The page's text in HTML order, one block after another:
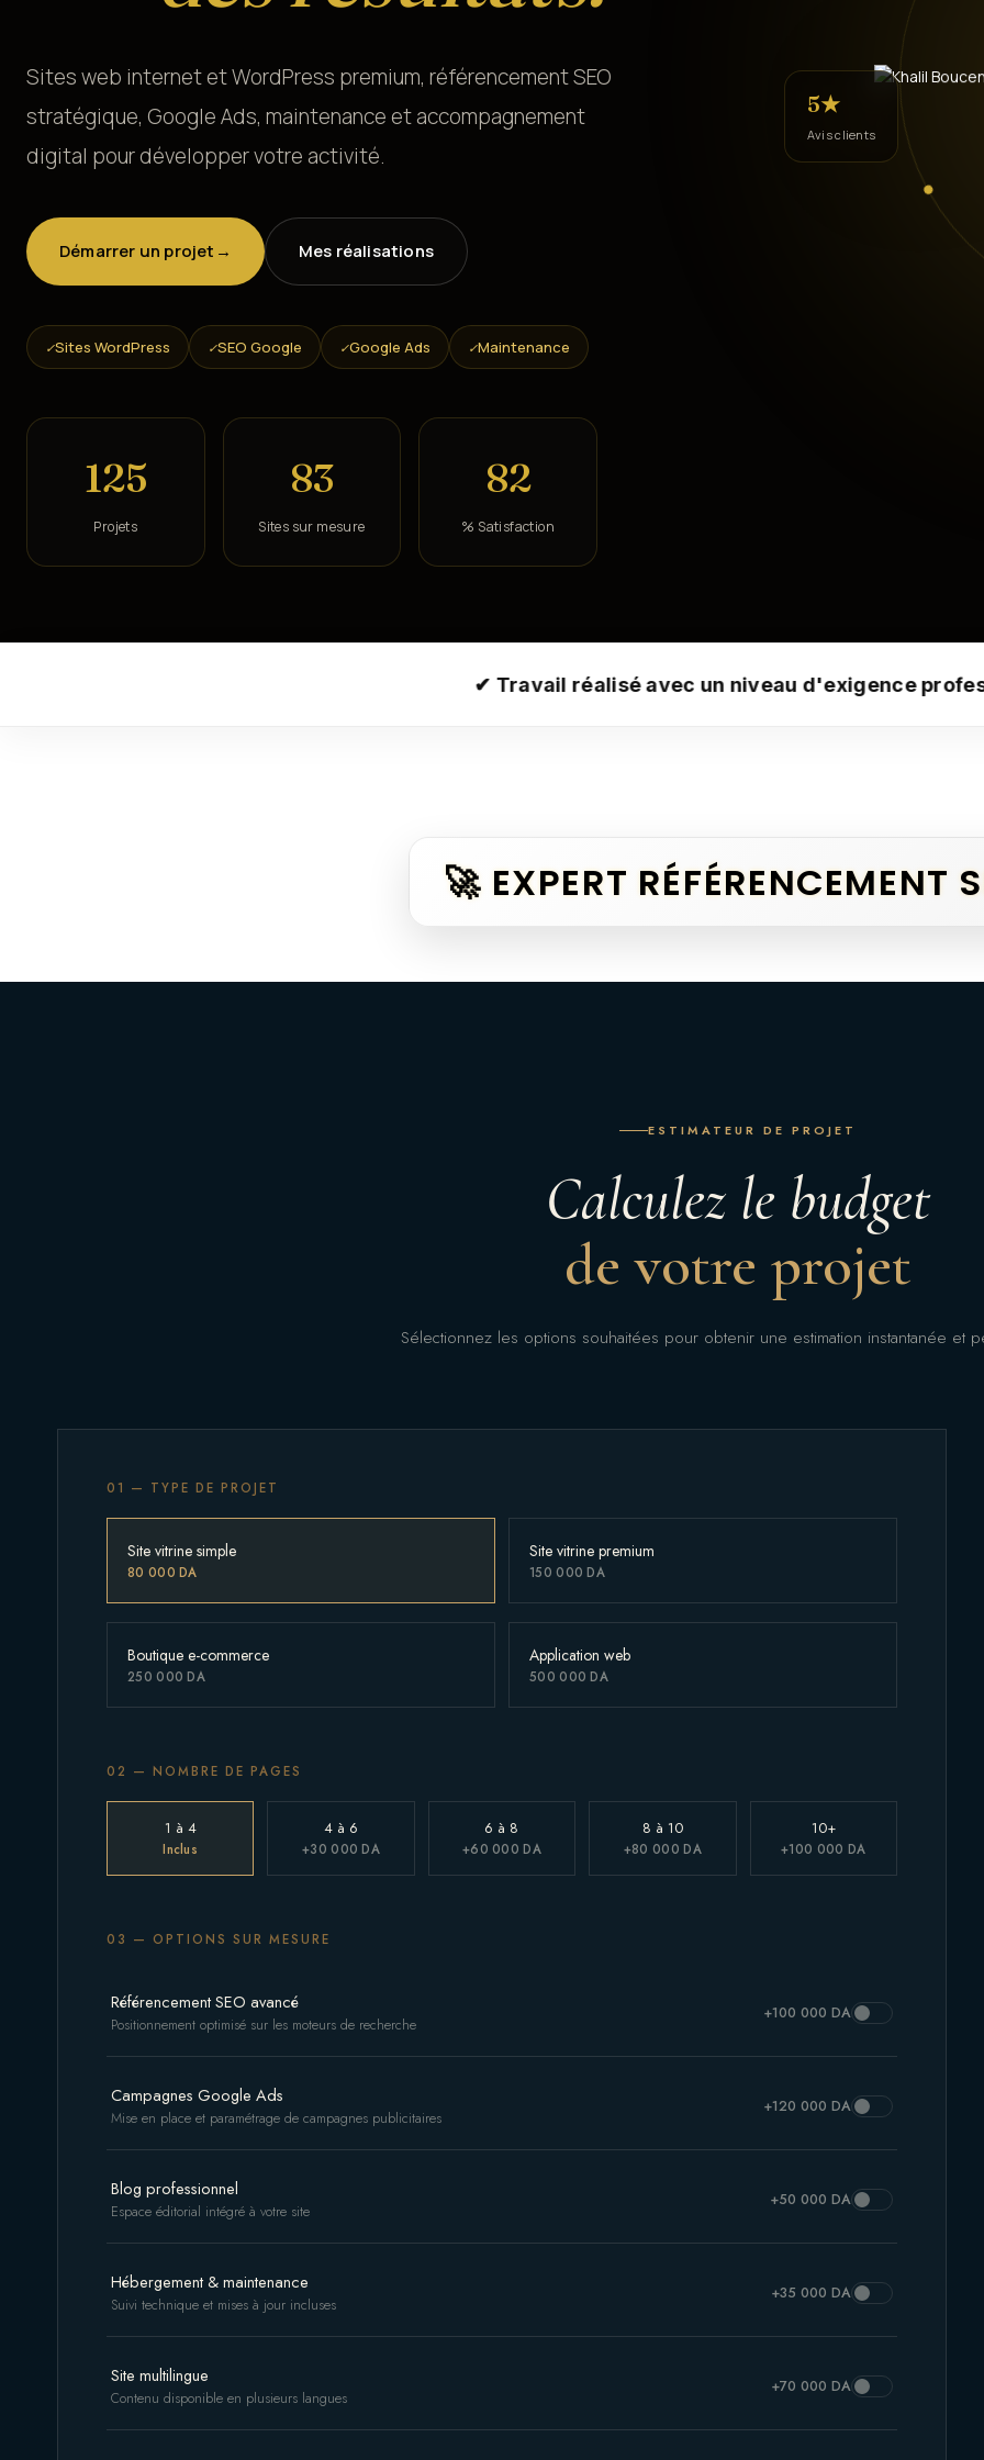
Sites web internet et WordPress premium, référencement SEO
stratégique, Google Ads, maintenance et accompagnement
digital pour développer votre activité.
Démarrer un projet → Mes réalisations
✓Sites WordPress ✓SEO Google ✓Google Ads ✓Maintenance
136
Projets
91
Sites sur mesure
89
% Satisfaction
5★
Avis clients
✔ Travail réalisé avec un niveau d'exigence professionnel✦📄 Contrat
🚀 EXPERT RÉFÉRENCEMENT
ESTIMATEUR DE PROJET
Calculez le budget
de votre projet
Sélectionnez les options souhaitées pour obtenir une estimation instantanée et
01 — TYPE DE PROJET
Site vitrine simple
80 000 DA
Site vitrine premium
150 000 DA
Boutique e-commerce
250 000 DA
Application web
500 000 DA
02 — NOMBRE DE PAGES
1 à 4
Inclus
4 à 6
+30 000 DA
6 à 8
+60 000 DA
8 à 10
+80 000 DA
10+
+100 000 DA
03 — OPTIONS SUR MESURE
Référencement SEO avancé
Positionnement optimisé sur les moteurs de recherche
+100 000 DA
Campagnes Google Ads
Mise en place et paramétrage de campagnes publicitaires
+120 000 DA
Blog professionnel
Espace éditorial intégré à votre site
+50 000 DA
Hébergement & maintenance
Suivi technique et mises à jour incluses
+35 000 DA
Site multilingue
Contenu disponible en plusieurs langues
+70 000 DA